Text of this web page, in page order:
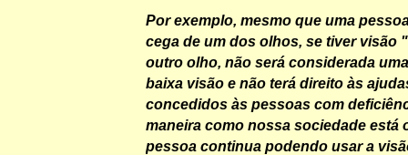
Por exemplo, mesmo que uma
cega de um dos olhos, se tiver visão
outro olho, não será considerada
baixa visão e não terá direito às
concedidos às pessoas com
maneira como nossa sociedade está
pessoa continua podendo usar a